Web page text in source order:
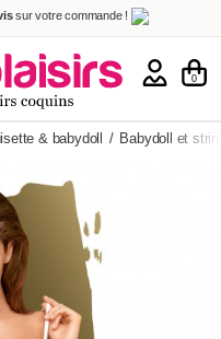
sur votre commande !
quand payer !
dès 69,00€ d'achat)
0
& babydoll / Babydoll et